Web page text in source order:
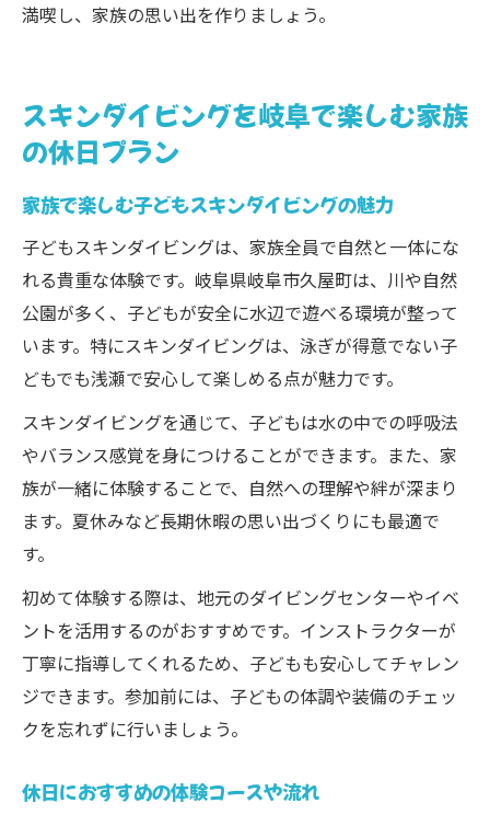
満喫し、家族の思い出を作りましょう。
スキンダイビングを岐阜で楽しむ家族
の休日プラン
家族で楽しむ子どもスキンダイビングの魅力
子どもスキンダイビングは、家族全員で自然と一体にな
れる貴重な体験です。岐阜県岐阜市久屋町は、川や自然
公園が多く、子どもが安全に水辺で遊べる環境が整って
います。特にスキンダイビングは、泳ぎが得意でない子
どもでも浅瀬で安心して楽しめる点が魅力です。
スキンダイビングを通じて、子どもは水の中での呼吸法
やバランス感覚を身につけることができます。また、家
族が一緒に体験することで、自然への理解や絆が深まり
ます。夏休みなど長期休暇の思い出づくりにも最適で
す。
初めて体験する際は、地元のダイビングセンターやイベ
ントを活用するのがおすすめです。インストラクターが
丁寧に指導してくれるため、子どもも安心してチャレン
ジできます。参加前には、子どもの体調や装備のチェッ
クを忘れずに行いましょう。
休日におすすめの体験コースや流れ